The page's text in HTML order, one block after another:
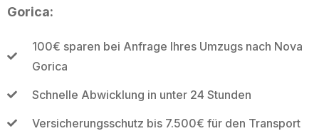
Gorica:
100€ sparen bei Anfrage Ihres Umzugs nach Nova
Gorica
Schnelle Abwicklung in unter 24 Stunden
Versicherungsschutz bis 7.500€ für den Transport